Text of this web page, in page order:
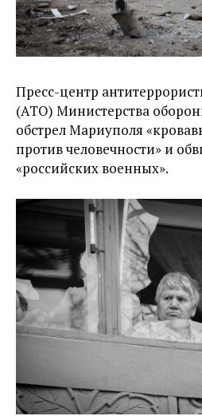
Пресс-центр
(АТО) Министерства
обстрел Мариуполя
против человечности» и
«российских военных».